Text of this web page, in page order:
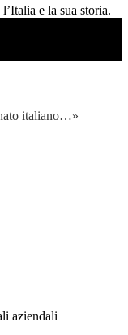
e la sua storia.
italiano…»